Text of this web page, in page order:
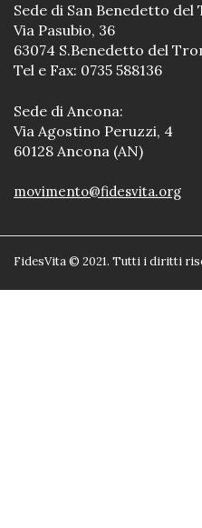
Sede di San Benedetto del
Via Pasubio, 36
63074 S.Benedetto del
Tel e Fax: 0735 588136
Sede di Ancona:
Via Agostino Peruzzi, 4
60128 Ancona (AN)
movimento@fidesvita.org
FidesVita © 2021. Tutti i diritti